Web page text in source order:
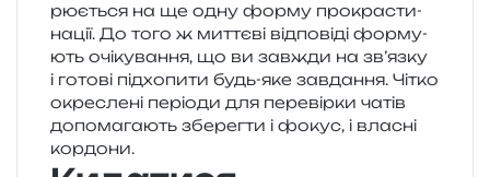
рю­є­ться на ще одну форму про­кра­сти­
на­ції. До того ж мит­тє­ві від­по­віді фор­му­
ють очі­ку­ва­н­ня, що ви зав­жди на зв’язку
і гото­ві під­хо­пи­ти будь-яке зав­да­н­ня. Чітко
окре­сле­ні пері­о­ди для пере­вір­ки чатів
допо­ма­га­ють збе­рег­ти і фокус, і вла­сні
кордони.